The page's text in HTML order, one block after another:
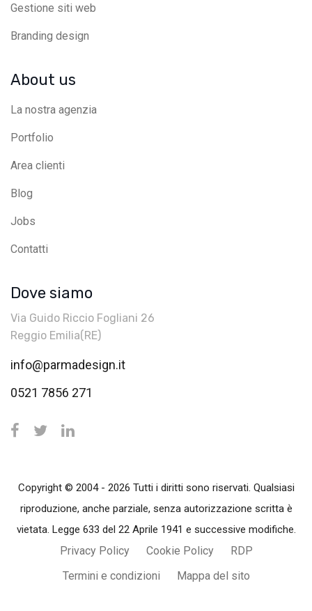
Gestione siti web
Branding design
About us
La nostra agenzia
Portfolio
Area clienti
Blog
Jobs
Contatti
Dove siamo
Via Guido Riccio Fogliani 26
Reggio Emilia(RE)
info@parmadesign.it
0521 7856 271
Copyright © 2004 - 2026 Tutti i diritti sono riservati. Qualsiasi
riproduzione, anche parziale, senza autorizzazione scritta è
vietata. Legge 633 del 22 Aprile 1941 e successive modifiche.
Privacy Policy Cookie Policy
RDP
Termini e condizioni
Mappa del sito